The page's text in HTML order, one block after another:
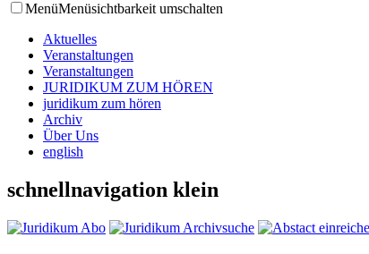
MenüMenüsichtbarkeit umschalten
Aktuelles
Veranstaltungen
Veranstaltungen
JURIDIKUM ZUM HÖREN
juridikum zum hören
Archiv
Über Uns
english
schnellnavigation klein